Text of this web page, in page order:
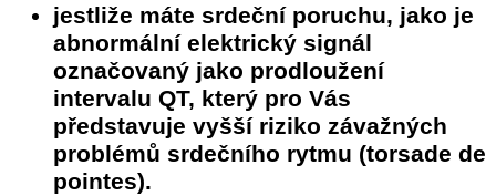
jestliže máte srdeční poruchu, jako je
abnormální elektrický signál
označovaný jako prodloužení
intervalu QT, který pro Vás
představuje vyšší riziko závažných
problémů srdečního rytmu (torsade de
pointes).